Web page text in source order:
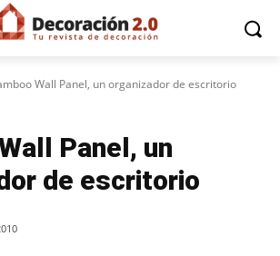
Wall Panel, un organizador de escritorio
Panel, un
de escritorio